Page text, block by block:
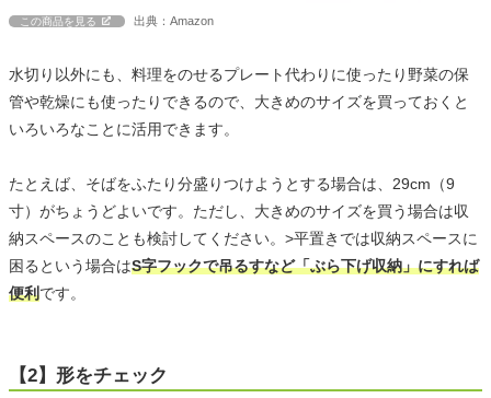
この商品を見る 出典：Amazon
水切り以外にも、料理をのせるプレート代わりに使ったり野菜の保
管や乾燥にも使ったりできるので、大きめのサイズを買っておくと
いろいろなことに活用できます。
たとえば、そばをふたり分盛りつけようとする場合は、29cm（9
寸）がちょうどよいです。ただし、大きめのサイズを買う場合は収
納スペースのことも検討してください。>平置きでは収納スペースに
困るという場合はS字フックで吊るすなど「ぶら下げ収納」にすれば
便利です。
【2】形をチェック